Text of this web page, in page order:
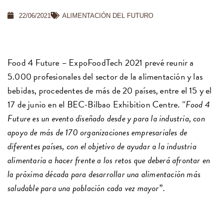
22/06/2021 ALIMENTACIÓN DEL FUTURO
Food 4 Future – ExpoFoodTech 2021 prevé reunir a
5.000 profesionales del sector de la alimentación y las
bebidas, procedentes de más de 20 países, entre el 15 y el
17 de junio en el BEC-Bilbao Exhibition Centre. “Food 4
Future es un evento diseñado desde y para la industria, con
apoyo de más de 170 organizaciones empresariales de
diferentes países, con el objetivo de ayudar a la industria
alimentaria a hacer frente a los retos que deberá afrontar en
la próxima década para desarrollar una alimentación más
saludable para una población cada vez mayor”.